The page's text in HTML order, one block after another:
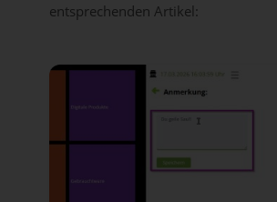
entsprechenden Artikel: